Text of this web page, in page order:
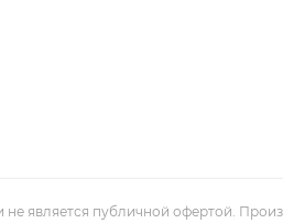
является публичной офертой.